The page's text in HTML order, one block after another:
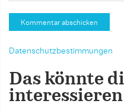
Datenschutzbestimmungen
Das könnte
interessieren